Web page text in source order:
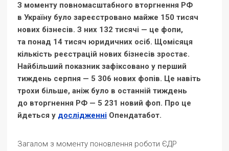
З моменту повномасштабного вторгнення РФ
в Україну було зареєстровано майже 150 тисяч
нових бізнесів. З них 132 тисячі — це фопи,
та понад 14 тисяч юридичних осіб. Щомісяця
кількість реєстрацій нових бізнесів зростає.
Найбільший показник зафіксовано у перший
тиждень серпня — 5 306 нових фопів. Це навіть
трохи більше, аніж було в останній тиждень
до вторгнення РФ — 5 231 новий фоп. Про це
йдеться у дослідженні Опендатабот.
Загалом з моменту поновлення роботи ЄДР